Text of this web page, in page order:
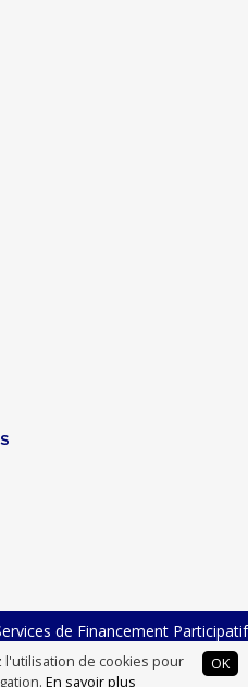
l'utilisation de cookies pour
En savoir plus
OK
de Financement Participatif
en Financement Participatif n°